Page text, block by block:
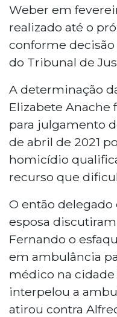
Weber em
realizado até o
conforme decisão
do Tribunal de
A determinação
Elizabete Anache
para julgamento
de abril de 2021
homicídio
recurso que
O então
esposa
Fernando o
em ambulância
médico na
interpelou a
atirou contra